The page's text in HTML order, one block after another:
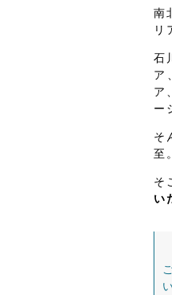
南
リ
石
ア
ア
ー
そ
至。
そ
い